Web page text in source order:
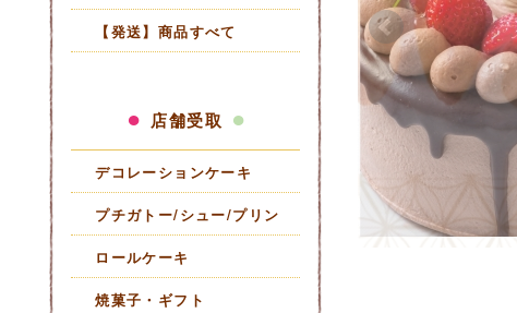
【発送】商品すべて
店舗受取
デコレーションケーキ
プチガトー/シュー/プリン
ロールケーキ
焼菓子・ギフト